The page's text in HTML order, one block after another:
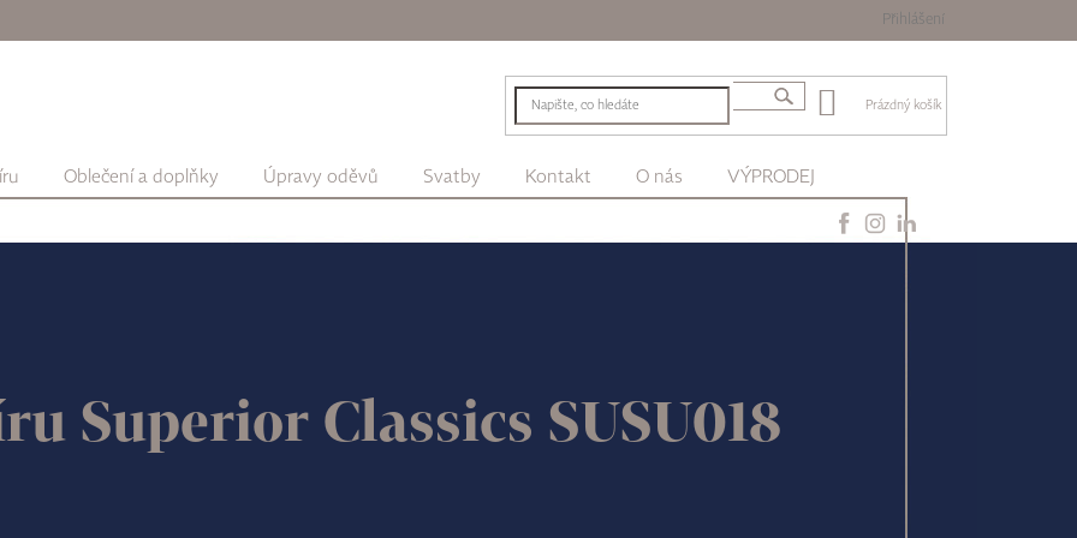
Přihlášení
Prázdný košík
Oblečení a doplňky Úpravy oděvů Svatby Kontakt O nás VÝPRODEJ
Superior Classics SUSU018